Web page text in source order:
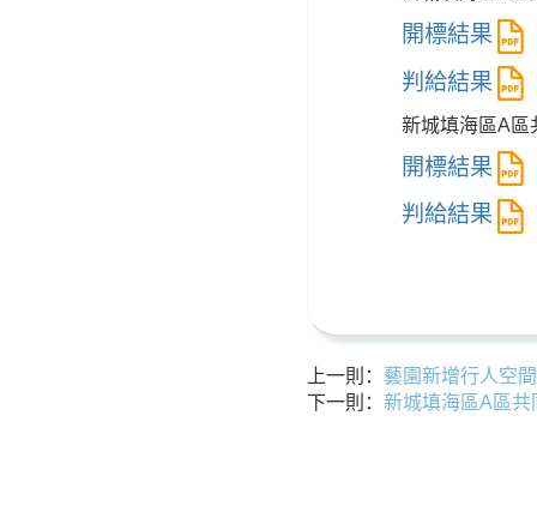
開標結果
判給結果
新城填海區A區
開標結果
判給結果
上一則： 藝園新增行人空
下一則： 新城填海區A區共